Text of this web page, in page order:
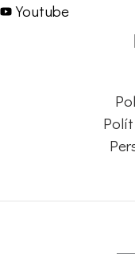
Youtube